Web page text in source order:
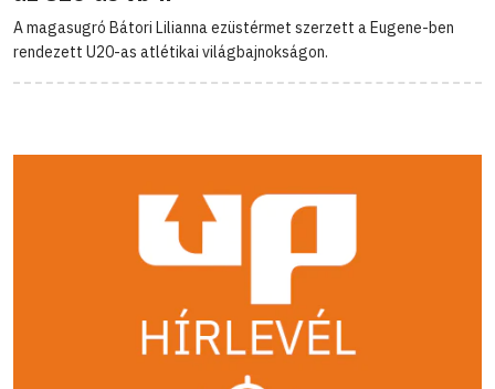
A magasugró Bátori Lilianna ezüstérmet szerzett a Eugene-ben
rendezett U20-as atlétikai világbajnokságon.